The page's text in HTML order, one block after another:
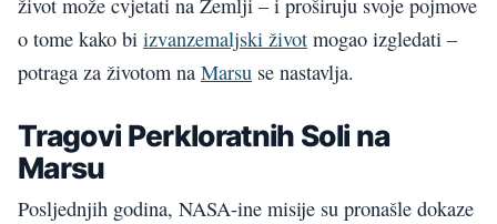
život može cvjetati na Zemlji – i proširuju svoje pojmove
o tome kako bi izvanzemaljski život mogao izgledati –
potraga za životom na Marsu se nastavlja.
Tragovi Perkloratnih Soli na
Marsu
Posljednjih godina, NASA-ine misije su pronašle dokaze